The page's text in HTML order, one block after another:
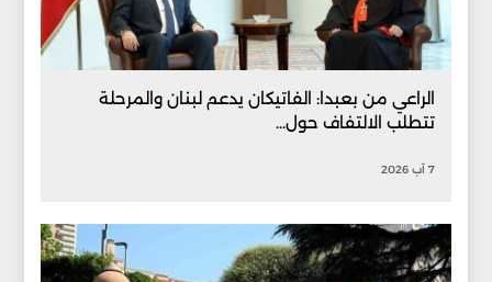
الراعي من بعبدا: الفاتيكان يدعم لبنان والمرحلة
تتطلب الالتفاف حول...
7 آب 2026